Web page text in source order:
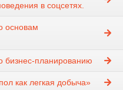
в соцсетях.
основам
планированию
как легкая добыча»